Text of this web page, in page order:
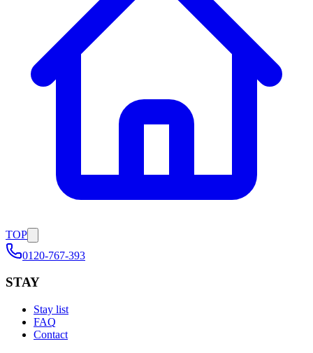
TOP
0120-767-393
STAY
Stay list
FAQ
Contact